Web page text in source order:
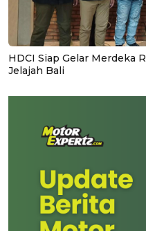
HDCI Siap Gelar Merdeka
Jelajah Bali